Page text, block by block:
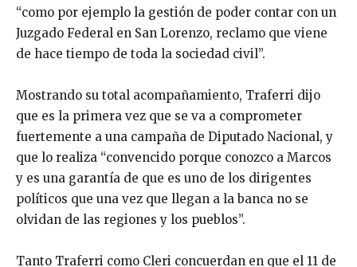
“como por ejemplo la gestión de poder contar con un
Juzgado Federal en San Lorenzo, reclamo que viene
de hace tiempo de toda la sociedad civil”.
Mostrando su total acompañamiento, Traferri dijo
que es la primera vez que se va a comprometer
fuertemente a una campaña de Diputado Nacional, y
que lo realiza “convencido porque conozco a Marcos
y es una garantía de que es uno de los dirigentes
políticos que una vez que llegan a la banca no se
olvidan de las regiones y los pueblos”.
Tanto Traferri como Cleri concuerdan en que el 11 de